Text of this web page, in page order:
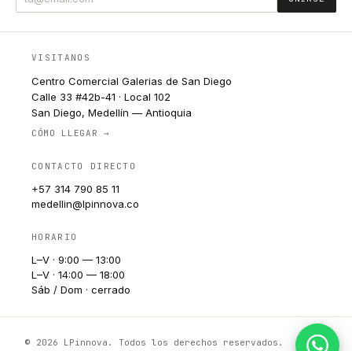
VISITANOS
Centro Comercial Galerias de San Diego
Calle 33 #42b-41 · Local 102
San Diego, Medellín — Antioquia
CÓMO LLEGAR →
CONTACTO DIRECTO
+57 314 790 85 11
medellin@lpinnova.co
HORARIO
L–V · 9:00 — 13:00
L–V · 14:00 — 18:00
Sáb / Dom · cerrado
© 2026 LPinnova. Todos los derechos reservados.